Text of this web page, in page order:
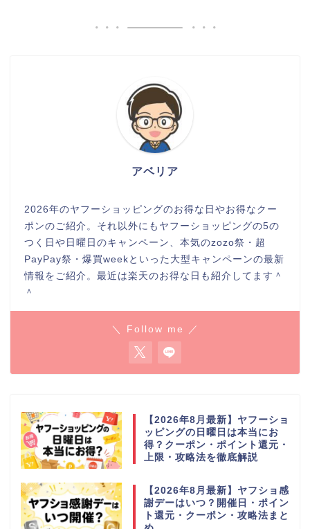
アベリア
2026年のヤフーショッピングのお得な日やお得なクー
ポンのご紹介。それ以外にもヤフーショッピングの5の
つく日や日曜日のキャンペーン、本気のzozo祭・超
PayPay祭・爆買weekといった大型キャンペーンの最新
情報をご紹介。最近は楽天のお得な日も紹介してます＾
＾
＼ Follow me ／
【2026年8月最新】ヤフーショ
ッピングの日曜日は本当にお
得？クーポン・ポイント還元・
上限・攻略法を徹底解説
【2026年8月最新】ヤフショ感
謝デーはいつ？開催日・ポイン
ト還元・クーポン・攻略法まと